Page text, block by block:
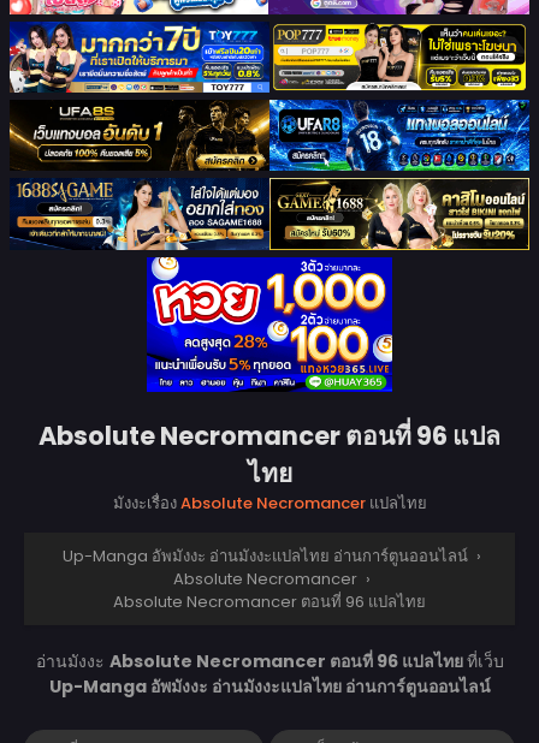
Absolute Necromancer ตอนที่ 96 แปล
ไทย
มังงะเรื่องAbsolute Necromancerแปลไทย
Up-Manga อัพมังงะ อ่านมังงะแปลไทย อ่านการ์ตูนออนไลน์ ›
Absolute Necromancer ›
Absolute Necromancer ตอนที่ 96 แปลไทย
อ่านมังงะ Absolute Necromancer ตอนที่ 96 แปลไทยที่เว็บ
Up-Manga อัพมังงะ อ่านมังงะแปลไทย อ่านการ์ตูนออนไลน์